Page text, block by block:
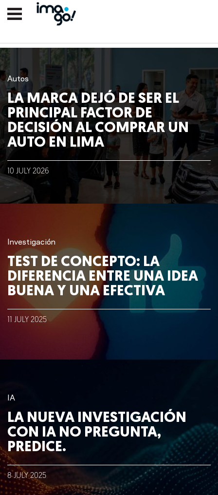
Autos
LA MARCA DEJÓ DE SER EL
PRINCIPAL FACTOR DE
DECISIÓN AL COMPRAR UN
AUTO EN LIMA
10 JULY 2026
Investigación
TEST DE CONCEPTO: LA
DIFERENCIA ENTRE UNA IDEA
BUENA Y UNA EFECTIVA
JULY 2025
IA
LA NUEVA INVESTIGACIÓN
CON IA NO PREGUNTA,
PREDICE.
8 JULY 2025